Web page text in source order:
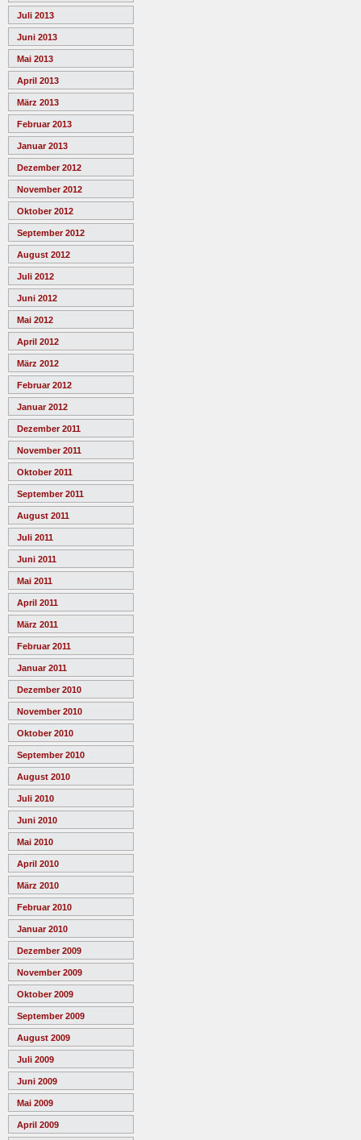
Juli 2013
Juni 2013
Mai 2013
April 2013
März 2013
Februar 2013
Januar 2013
Dezember 2012
November 2012
Oktober 2012
September 2012
August 2012
Juli 2012
Juni 2012
Mai 2012
April 2012
März 2012
Februar 2012
Januar 2012
Dezember 2011
November 2011
Oktober 2011
September 2011
August 2011
Juli 2011
Juni 2011
Mai 2011
April 2011
März 2011
Februar 2011
Januar 2011
Dezember 2010
November 2010
Oktober 2010
September 2010
August 2010
Juli 2010
Juni 2010
Mai 2010
April 2010
März 2010
Februar 2010
Januar 2010
Dezember 2009
November 2009
Oktober 2009
September 2009
August 2009
Juli 2009
Juni 2009
Mai 2009
April 2009